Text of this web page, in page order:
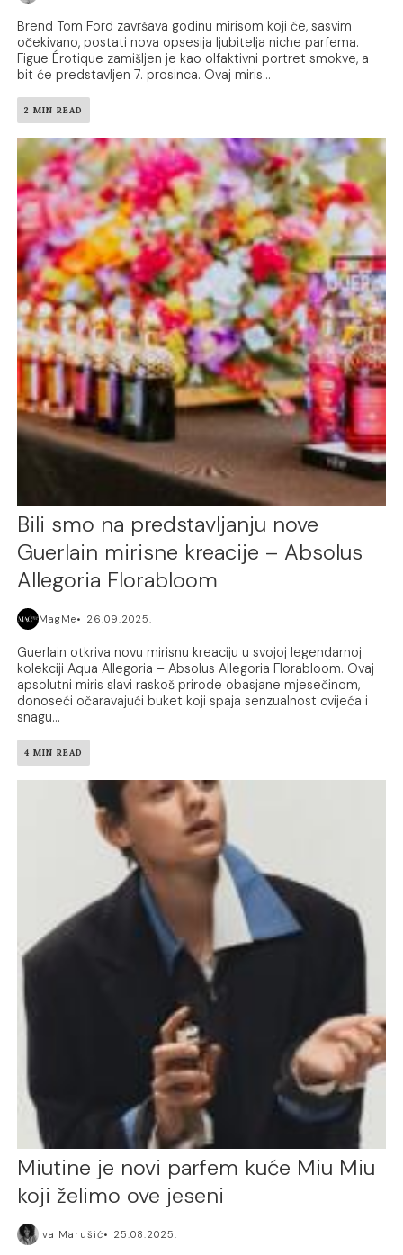
Brend Tom Ford završava godinu mirisom koji će, sasvim
očekivano, postati nova opsesija ljubitelja niche parfema.
Figue Érotique zamišljen je kao olfaktivni portret smokve, a
bit će predstavljen 7. prosinca. Ovaj miris...
2 MIN READ
Bili smo na predstavljanju nove
Guerlain mirisne kreacije – Absolus
Allegoria Florabloom
MagMe 26.09.2025.
Guerlain otkriva novu mirisnu kreaciju u svojoj legendarnoj
kolekciji Aqua Allegoria – Absolus Allegoria Florabloom. Ovaj
apsolutni miris slavi raskoš prirode obasjane mjesečinom,
donoseći očaravajući buket koji spaja senzualnost cvijeća i
snagu...
4 MIN READ
Miutine je novi parfem kuće Miu Miu
koji želimo ove jeseni
Iva Marušić 25.08.2025.